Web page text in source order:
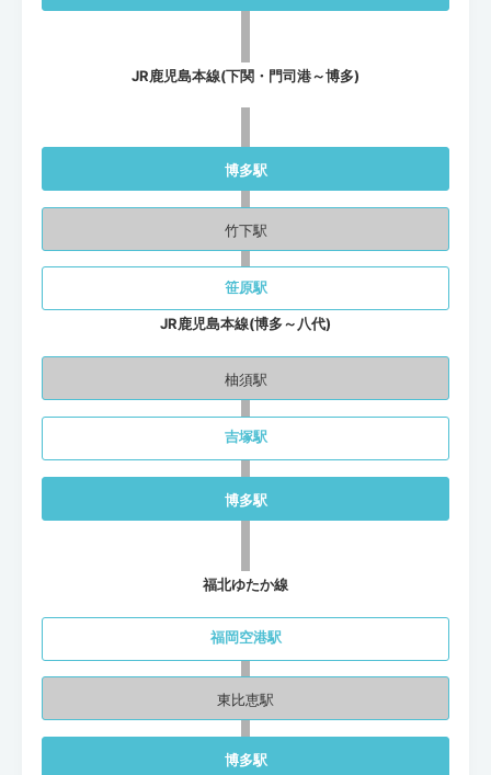
JR鹿児島本線(下関・門司港～博多)
博多駅
竹下駅
笹原駅
JR鹿児島本線(博多～八代)
柚須駅
吉塚駅
博多駅
福北ゆたか線
福岡空港駅
東比恵駅
博多駅